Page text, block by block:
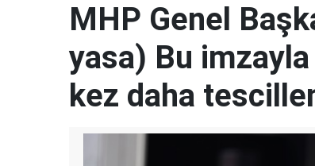
MHP Genel
yasa) Bu
kez daha